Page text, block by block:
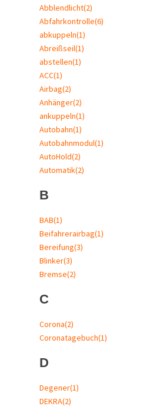
Abblendlicht(2)
Abfahrkontrolle(6)
abkuppeln(1)
Abreißseil(1)
abstellen(1)
ACC(1)
Airbag(2)
Anhänger(2)
ankuppeln(1)
Autobahn(1)
Autobahnmodul(1)
AutoHold(2)
Automatik(2)
B
BAB(1)
Beifahrerairbag(1)
Bereifung(3)
Blinker(3)
Bremse(2)
C
Corona(2)
Coronatagebuch(1)
D
Degener(1)
DEKRA(2)